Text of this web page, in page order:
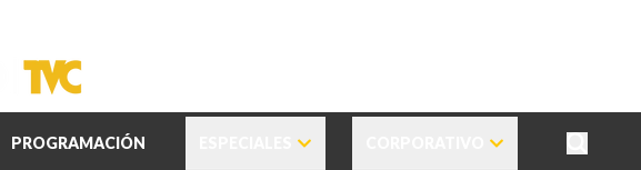
PROGRAMACIÓN